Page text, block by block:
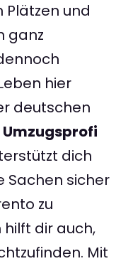
und
ganz
hier
deutschen
Umzugsprofi
dich
Sachen sicher
zu
dir auch,
Mit